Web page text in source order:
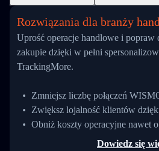
Rozwiązania dla branży
Uprość operacje handlowe i popraw
zakupie dzięki w pełni
TrackingMore.
Zmniejsz liczbę połączeń
Zwiększ lojalność klientów
Obniż koszty operacyjne nawet
Dowiedz się